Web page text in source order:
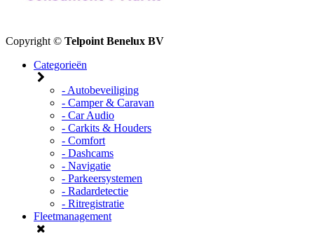
Copyright © Telpoint Benelux BV
Categorieën
- Autobeveiliging
- Camper & Caravan
- Car Audio
- Carkits & Houders
- Comfort
- Dashcams
- Navigatie
- Parkeersystemen
- Radardetectie
- Ritregistratie
Fleetmanagement